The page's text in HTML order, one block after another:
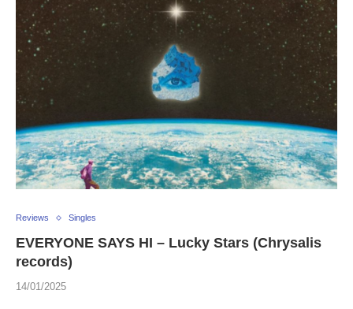
Reviews Singles
EVERYONE SAYS HI – Lucky Stars (Chrysalis
records)
14/01/2025